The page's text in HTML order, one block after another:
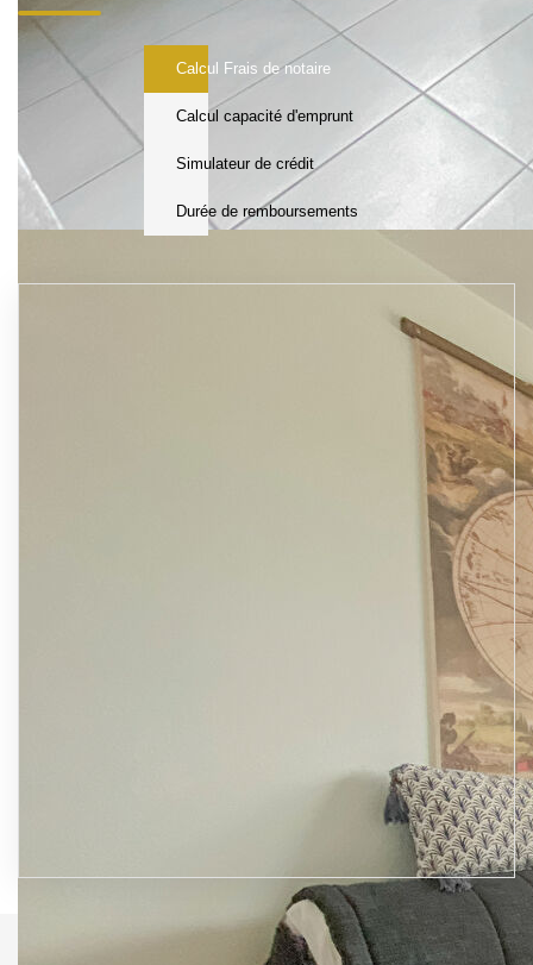
Calcul Frais de notaire
Calcul capacité d'emprunt
Simulateur de crédit
Durée de remboursements